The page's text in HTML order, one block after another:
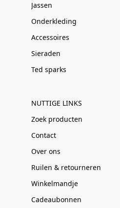
Jassen
Onderkleding
Accessoires
Sieraden
Ted sparks
NUTTIGE LINKS
Zoek producten
Contact
Over ons
Ruilen & retourneren
Winkelmandje
Cadeaubonnen